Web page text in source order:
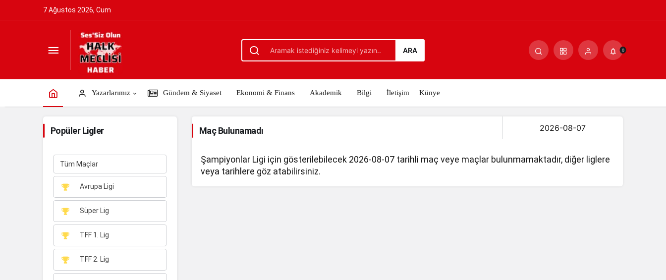
7 Ağustos 2026, Cum
ARA 0
Yazarlarımız Gündem & Siyaset Ekonomi & Finans Akademik Bilgi İletişim Künye
Popüler Ligler
Tüm Maçlar
Avrupa Ligi
Süper Lig
TFF 1. Lig
TFF 2. Lig
Maç Bulunamadı
Şampiyonlar Ligi için gösterilebilecek 2026-08-07 tarihli maç veye maçlar bulunmamaktadır, diğer liglere
veya tarihlere göz atabilirsiniz.